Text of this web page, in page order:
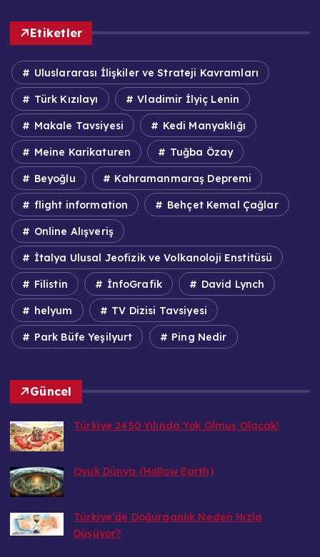
Etiketler
Uluslararası İlişkiler ve Strateji Kavramları
Türk Kızılayı Vladimir İlyiç Lenin
Makale Tavsiyesi Kedi Manyaklığı
Meine Karikaturen Tuğba Özay
Beyoğlu Kahramanmaraş Depremi
flight information Behçet Kemal Çağlar
Online Alışveriş
İtalya Ulusal Jeofizik ve Volkanoloji Enstitüsü
Filistin İnfoGrafik David Lynch
helyum TV Dizisi Tavsiyesi
Park Büfe Yeşilyurt Ping Nedir
Güncel
Türkiye 2450 Yılında Yok Olmuş Olacak!
Oyuk Dünya (Hollow Earth)
Türkiye’de Doğurganlık Neden Hızla
Düşüyor?